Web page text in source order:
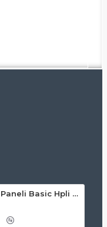
AUDIO Zil Paneli Basic Hpli Çift Buton 18'li Sesli Apartman Diafon Kapı Paneli